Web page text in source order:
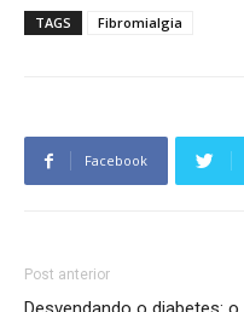
TAGS Fibromialgia
Facebook
Post anterior